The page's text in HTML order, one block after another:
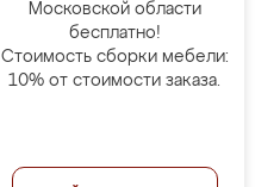
Московской области
бесплатно!
Стоимость сборки мебели:
10% от стоимости заказа.